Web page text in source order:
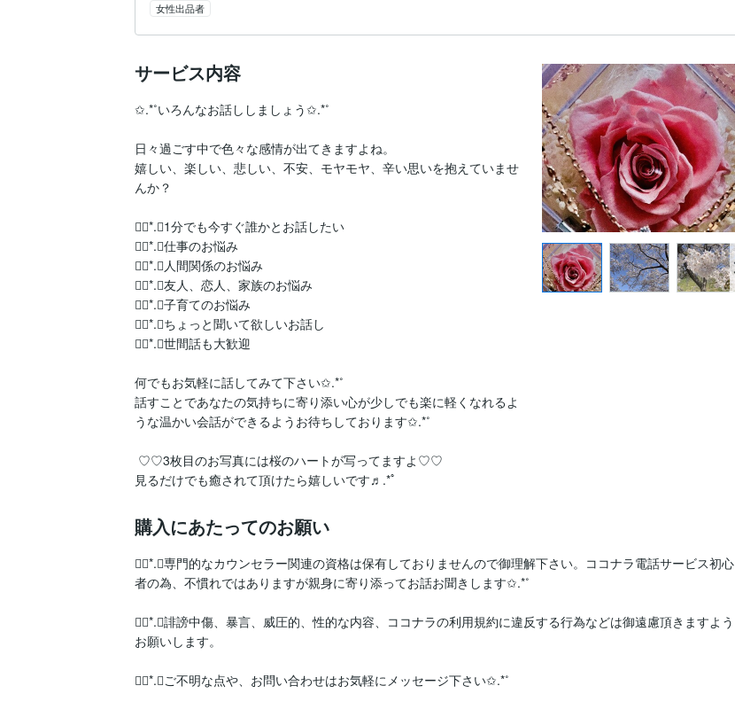
女性出品者
サービス内容
✩.*˚いろんなお話ししましょう✩.*˚
日々過ごす中で色々な感情が出てきますよね。
嬉しい、楽しい、悲しい、不安、モヤモヤ、辛い思いを抱えていませ
んか？
❁⃘*.ﾟ1分でも今すぐ誰かとお話したい
❁⃘*.ﾟ仕事のお悩み
❁⃘*.ﾟ人間関係のお悩み
❁⃘*.ﾟ友人、恋人、家族のお悩み
❁⃘*.ﾟ子育てのお悩み
❁⃘*.ﾟちょっと聞いて欲しいお話し
❁⃘*.ﾟ世間話も大歓迎
何でもお気軽に話してみて下さい✩.*˚
話すことであなたの気持ちに寄り添い心が少しでも楽に軽くなれるよ
うな温かい会話ができるようお待ちしております✩.*˚
見るだけでも癒されて頂けたら嬉しいです♬.*ﾟ
購入にあたってのお願い
❁⃘*.ﾟ専門的なカウンセラー関連の資格は保有しておりませんので御理解下さい。ココナラ電話サービス初心
者の為、不慣れではありますが親身に寄り添ってお話お聞きします✩.*˚
❁⃘*.ﾟ誹謗中傷、暴言、威圧的、性的な内容、ココナラの利用規約に違反する行為などは御遠慮頂きますよう
お願いします。
❁⃘*.ﾟご不明な点や、お問い合わせはお気軽にメッセージ下さい✩.*˚